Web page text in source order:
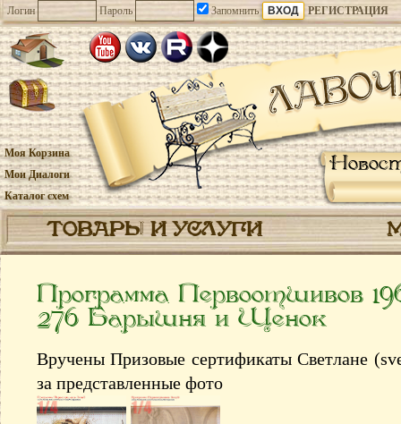
Логин Пароль Запомнить РЕГИСТРАЦИЯ
Моя Корзина
Мои Диалоги
Каталог схем
ТОВАРЫ И УСЛУГИ
Программа Первоотшивов
276 Барышня и Щенок
Вручены Призовые сертификаты Светлане
за представленные фото